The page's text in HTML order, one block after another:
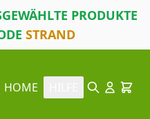
PRODUKTE
STRAND
HOME
Suche Cart